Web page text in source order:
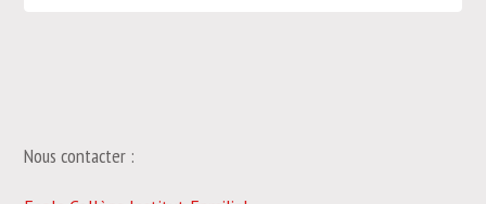
Nous contacter :